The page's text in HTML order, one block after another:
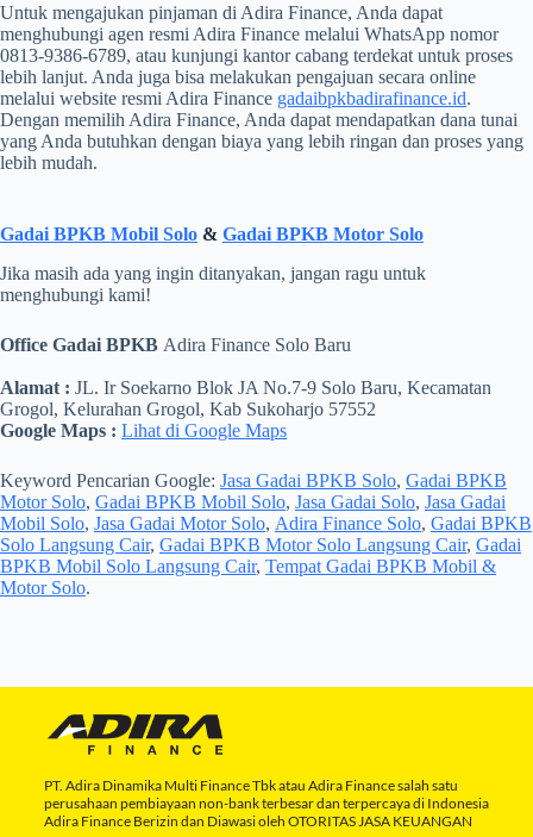
Untuk mengajukan pinjaman di Adira Finance, Anda dapat
menghubungi agen resmi Adira Finance melalui WhatsApp nomor
0813-9386-6789, atau kunjungi kantor cabang terdekat untuk proses
lebih lanjut. Anda juga bisa melakukan pengajuan secara online
melalui website resmi Adira Finance gadaibpkbadirafinance.id.
Dengan memilih Adira Finance, Anda dapat mendapatkan dana tunai
yang Anda butuhkan dengan biaya yang lebih ringan dan proses yang
lebih mudah.
Gadai BPKB Mobil Solo & Gadai BPKB Motor Solo
Jika masih ada yang ingin ditanyakan, jangan ragu untuk
menghubungi kami!
Office Gadai BPKB Adira Finance Solo Baru
Alamat : JL. Ir Soekarno Blok JA No.7-9 Solo Baru, Kecamatan
Grogol, Kelurahan Grogol, Kab Sukoharjo 57552
Google Maps : Lihat di Google Maps
Keyword Pencarian Google: Jasa Gadai BPKB Solo, Gadai BPKB
Motor Solo, Gadai BPKB Mobil Solo, Jasa Gadai Solo, Jasa Gadai
Mobil Solo, Jasa Gadai Motor Solo, Adira Finance Solo, Gadai BPKB
Solo Langsung Cair, Gadai BPKB Motor Solo Langsung Cair, Gadai
BPKB Mobil Solo Langsung Cair, Tempat Gadai BPKB Mobil &
Motor Solo.
PT. Adira Dinamika Multi Finance Tbk atau Adira Finance salah satu
perusahaan pembiayaan non-bank terbesar dan terpercaya di Indonesia
Adira Finance Berizin dan Diawasi oleh OTORITAS JASA KEUANGAN